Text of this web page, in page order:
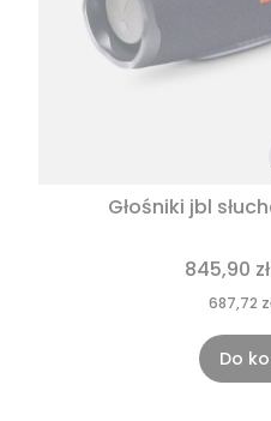
Głośniki jbl
845,90 zł
687,72
Do